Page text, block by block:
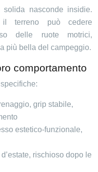
solida nasconde insidie.
terreno può cedere
delle ruote motrici,
più bella del campeggio.
comportamento
grip stabile,
estetico-funzionale,
rischioso dopo le